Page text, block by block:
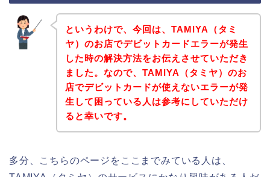
というわけで、今回は、TAMIYA（タミ
ヤ）のお店でデビットカードエラーが発生
した時の解決方法をお伝えさせていただき
ました。なので、TAMIYA（タミヤ）のお
店でデビットカードが使えないエラーが発
生して困っている人は参考にしていただけ
ると幸いです。
多分、こちらのページをここまでみている人は、